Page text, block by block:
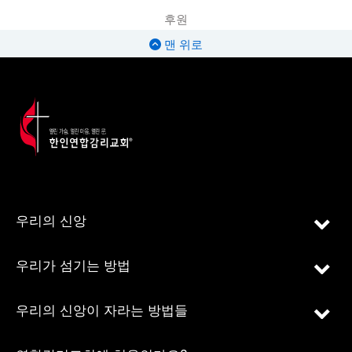
후원
맨 위로
우리의 신앙
우리가 섬기는 방법
우리의 신앙이 자라는 방법들